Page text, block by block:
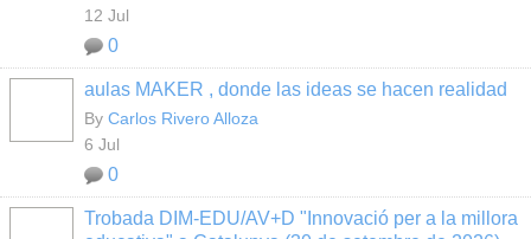
12 Jul
0
aulas MAKER , donde las ideas se hacen realidad
By Carlos Rivero Alloza
6 Jul
0
Trobada DIM-EDU/AV+D "Innovació per a la millora